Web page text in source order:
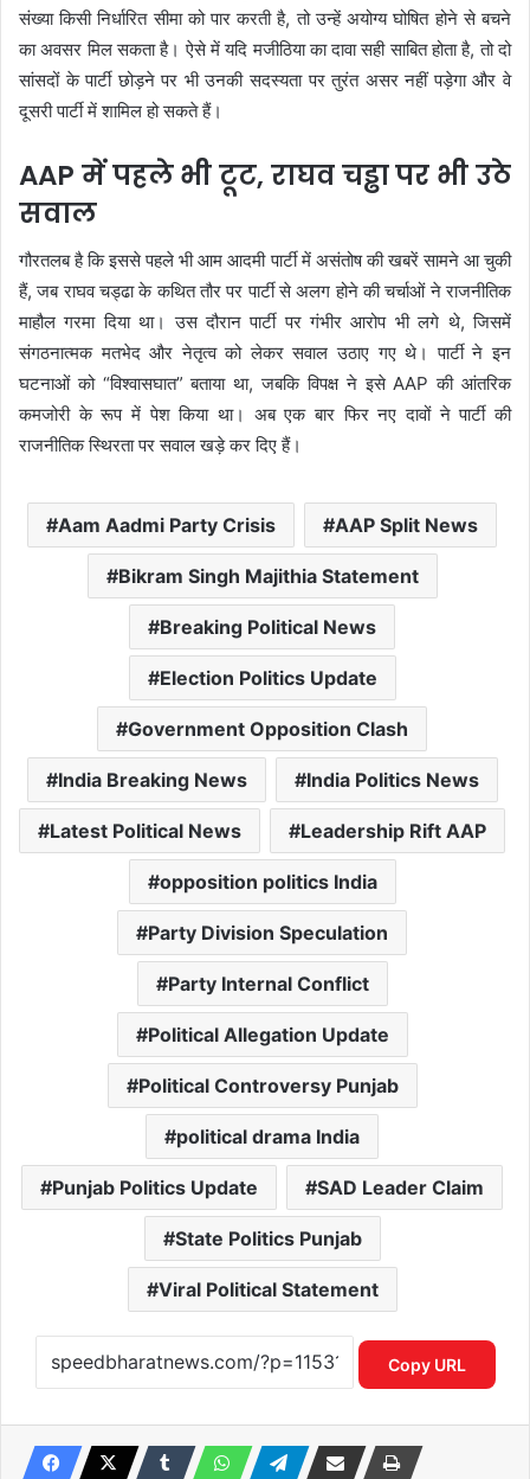
संख्या किसी निर्धारित सीमा को पार करती है, तो उन्हें अयोग्य घोषित होने से बचने
का अवसर मिल सकता है। ऐसे में यदि मजीठिया का दावा सही साबित होता है, तो दो
सांसदों के पार्टी छोड़ने पर भी उनकी सदस्यता पर तुरंत असर नहीं पड़ेगा और वे
दूसरी पार्टी में शामिल हो सकते हैं।
AAP में पहले भी टूट, राघव चड्ढा पर भी उठे
सवाल
गौरतलब है कि इससे पहले भी आम आदमी पार्टी में असंतोष की खबरें सामने आ चुकी
हैं, जब राघव चड्ढा के कथित तौर पर पार्टी से अलग होने की चर्चाओं ने राजनीतिक
माहौल गरमा दिया था। उस दौरान पार्टी पर गंभीर आरोप भी लगे थे, जिसमें
संगठनात्मक मतभेद और नेतृत्व को लेकर सवाल उठाए गए थे। पार्टी ने इन
घटनाओं को “विश्वासघात” बताया था, जबकि विपक्ष ने इसे AAP की आंतरिक
कमजोरी के रूप में पेश किया था। अब एक बार फिर नए दावों ने पार्टी की
राजनीतिक स्थिरता पर सवाल खड़े कर दिए हैं।
Aam Aadmi Party Crisis AAP Split News
Bikram Singh Majithia Statement
Breaking Political News
Election Politics Update
Government Opposition Clash
India Breaking News India Politics News
Latest Political News Leadership Rift AAP
opposition politics India
Party Division Speculation
Party Internal Conflict
Political Allegation Update
Political Controversy Punjab
political drama India
Punjab Politics Update SAD Leader Claim
State Politics Punjab
Viral Political Statement
Copy URL